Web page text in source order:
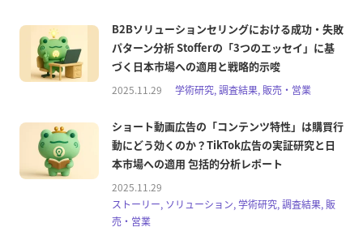
B2Bソリューションセリングにおける成功・失敗
パターン分析 Stofferの「3つのエッセイ」に基
づく日本市場への適用と戦略的示唆
2025.11.29 学術研究, 調査結果, 販売・営業
ショート動画広告の「コンテンツ特性」は購買行
動にどう効くのか？TikTok広告の実証研究と日
本市場への適用 包括的分析レポート
2025.11.29
ストーリー, ソリューション, 学術研究, 調査結果, 販
売・営業